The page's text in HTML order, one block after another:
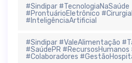
#Sindipar #TecnologiaNaSaúde
#ProntuárioEletrônico
#InteligênciaArtificial
#Sindipar #ValeAlimentação
#SaúdePR
#Colaboradores